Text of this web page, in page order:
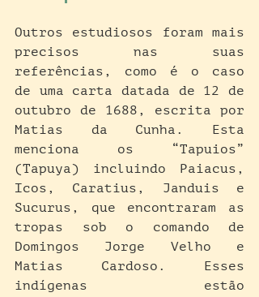
Outros estudiosos foram mais
precisos nas suas
referências, como é o caso
de uma carta datada de 12 de
outubro de 1688, escrita por
Matias da Cunha. Esta
menciona os “Tapuios”
(Tapuya) incluindo Paiacus,
Icos, Caratius, Janduis e
Sucurus, que encontraram as
tropas sob o comando de
Domingos Jorge Velho e
Matias Cardoso. Esses
indígenas estão